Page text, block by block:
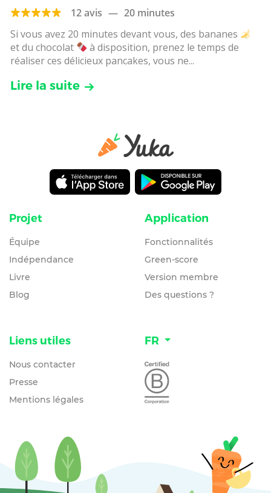
12 avis — 20 minutes
Si vous avez 20 minutes devant vous, des bananes
et du chocolat
à disposition, prenez le temps de
réaliser ces délicieux pancakes, vous ne...
Lire la suite
Projet
Équipe
Indépendance
Livre
Blog
Application
Fonctionnalités
Green-score
Version membre
Des questions ?
Liens utiles
Nous contacter
Presse
Mentions légales
FR